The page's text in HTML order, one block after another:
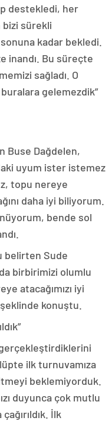
destekledi, her
bizi sürekli
kadar bekledi.
inandı. Bu süreçte
sağladı. O
gelemezdik”
Buse Dağdelen,
uyum ister istemez
topu nereye
daha iyi biliyorum.
bende sol
belirten Sude
birbirimizi olumlu
atacağımızı iyi
konuştu.
ilk turnuvamıza
beklemiyorduk.
duyunca çok mutlu
İlk